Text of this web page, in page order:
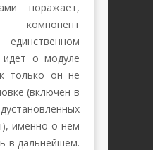
поражает,
идет о модуле
только он не
(включен в
именно о нем
в дальнейшем.